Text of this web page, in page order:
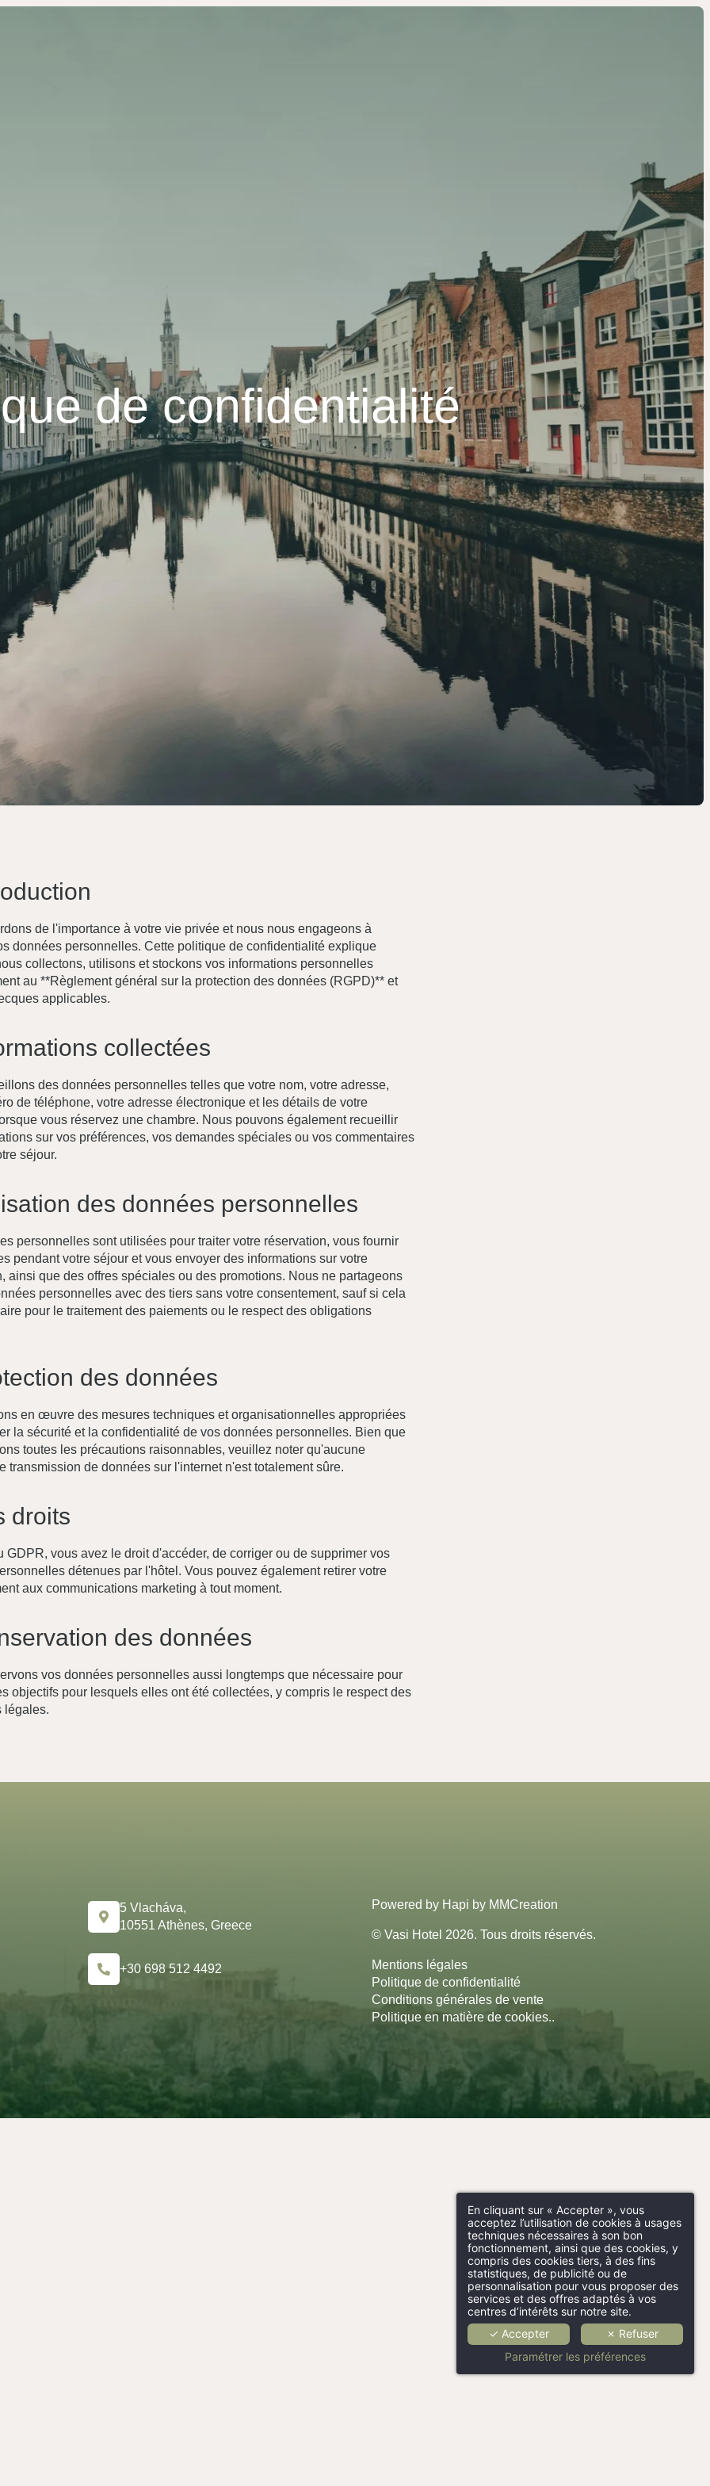
de confidentialité
de l'importance à votre vie privée et nous nous engageons à
données personnelles. Cette politique de confidentialité explique
collectons, utilisons et stockons vos informations personnelles
au **Règlement général sur la protection des données (RGPD)** et
applicables.
collectées
des données personnelles telles que votre nom, votre adresse,
de téléphone, votre adresse électronique et les détails de votre
vous réservez une chambre. Nous pouvons également recueillir
sur vos préférences, vos demandes spéciales ou vos commentaires
séjour.
des données personnelles
personnelles sont utilisées pour traiter votre réservation, vous fournir
pendant votre séjour et vous envoyer des informations sur votre
ainsi que des offres spéciales ou des promotions. Nous ne partageons
personnelles avec des tiers sans votre consentement, sauf si cela
pour le traitement des paiements ou le respect des obligations
des données
en œuvre des mesures techniques et organisationnelles appropriées
la sécurité et la confidentialité de vos données personnelles. Bien que
toutes les précautions raisonnables, veuillez noter qu'aucune
transmission de données sur l'internet n'est totalement sûre.
droits
GDPR, vous avez le droit d'accéder, de corriger ou de supprimer vos
détenues par l'hôtel. Vous pouvez également retirer votre
aux communications marketing à tout moment.
des données
vos données personnelles aussi longtemps que nécessaire pour
objectifs pour lesquels elles ont été collectées, y compris le respect des
légales.
5 Vlacháva,
10551 Athènes, Greece
+30 698 512 4492
Powered by Hapi by MMCreation
© Vasi Hotel 2026. Tous droits réservés.
Mentions légales
Politique de confidentialité
Conditions générales de vente
Politique en matière de cookies..
En cliquant sur « Accepter », vous
acceptez l’utilisation de cookies à usages
techniques nécessaires à son bon
fonctionnement, ainsi que des cookies, y
compris des cookies tiers, à des fins
statistiques, de publicité ou de
personnalisation pour vous proposer des
services et des offres adaptés à vos
centres d’intérêts sur notre site.
✓ Accepter
✗ Refuser
Paramétrer les préférences